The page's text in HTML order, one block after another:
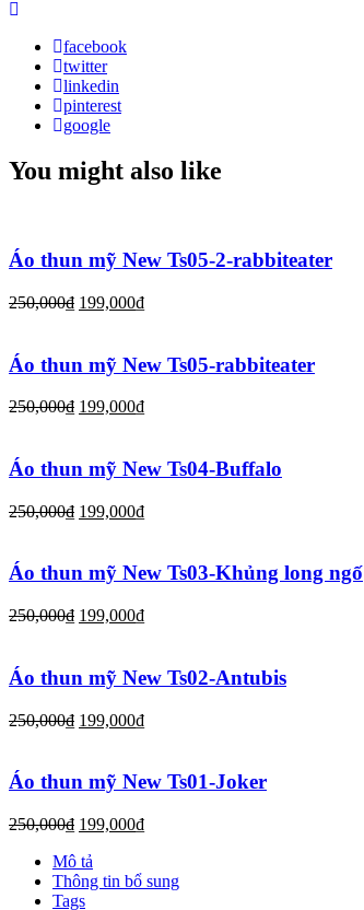
facebook
twitter
linkedin
pinterest
google
You might also like
Áo thun mỹ New Ts05-2-rabbiteater
250,000₫ 199,000₫
Áo thun mỹ New Ts05-rabbiteater
250,000₫ 199,000₫
Áo thun mỹ New Ts04-Buffalo
250,000₫ 199,000₫
Áo thun mỹ New Ts03-Khủng long ngố
250,000₫ 199,000₫
Áo thun mỹ New Ts02-Antubis
250,000₫ 199,000₫
Áo thun mỹ New Ts01-Joker
250,000₫ 199,000₫
Mô tả
Thông tin bổ sung
Tags